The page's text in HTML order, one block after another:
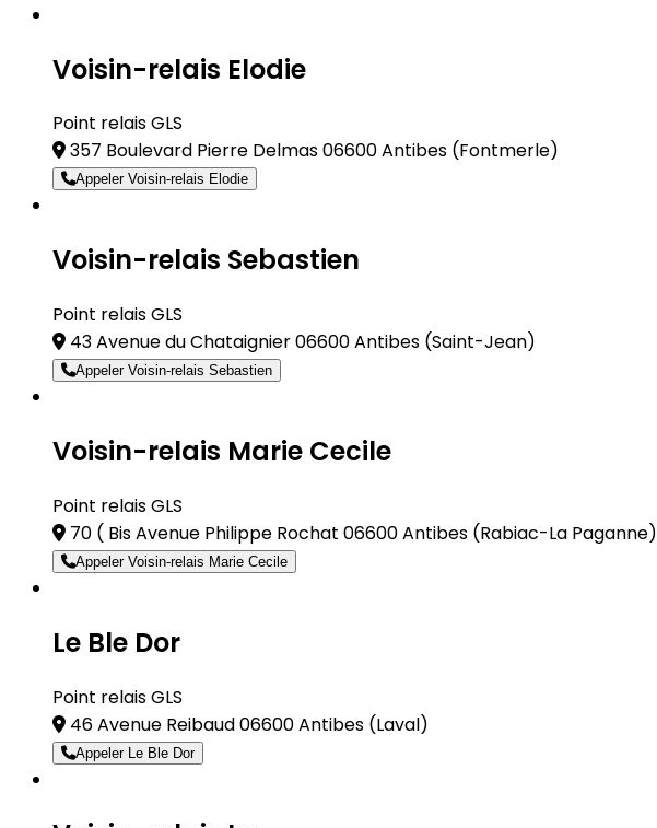
Voisin-relais Elodie
Point relais GLS
357 Boulevard Pierre Delmas 06600 Antibes (Fontmerle)
Appeler Voisin-relais Elodie
Voisin-relais Sebastien
Point relais GLS
43 Avenue du Chataignier 06600 Antibes (Saint-Jean)
Appeler Voisin-relais Sebastien
Voisin-relais Marie Cecile
Point relais GLS
70 ( Bis Avenue Philippe Rochat 06600 Antibes (Rabiac-La Paganne)
Appeler Voisin-relais Marie Cecile
Le Ble Dor
Point relais GLS
46 Avenue Reibaud 06600 Antibes (Laval)
Appeler Le Ble Dor